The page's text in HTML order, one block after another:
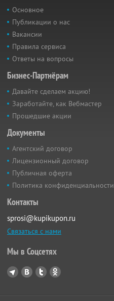
Основное
Публикации о нас
Вакансии
Правила сервиса
Ответы на вопросы
Бизнес-Партнёрам
Давайте сделаем акцию!
Заработайте, как Вебмастер
Прошедшие акции
Документы
Агентский договор
Лицензионный договор
Публичная оферта
Политика конфиденциальности
Контакты
sprosi@kupikupon.ru
Связаться с нами
Мы в Соцсетях